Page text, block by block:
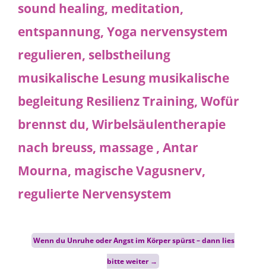
Post
navigation
Wenn du Unruhe oder Angst im Körper spürst – dann lies
bitte weiter →